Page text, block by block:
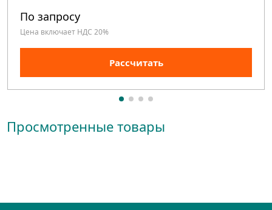
По запросу
Цена включает НДС 20%
Рассчитать
Просмотренные товары